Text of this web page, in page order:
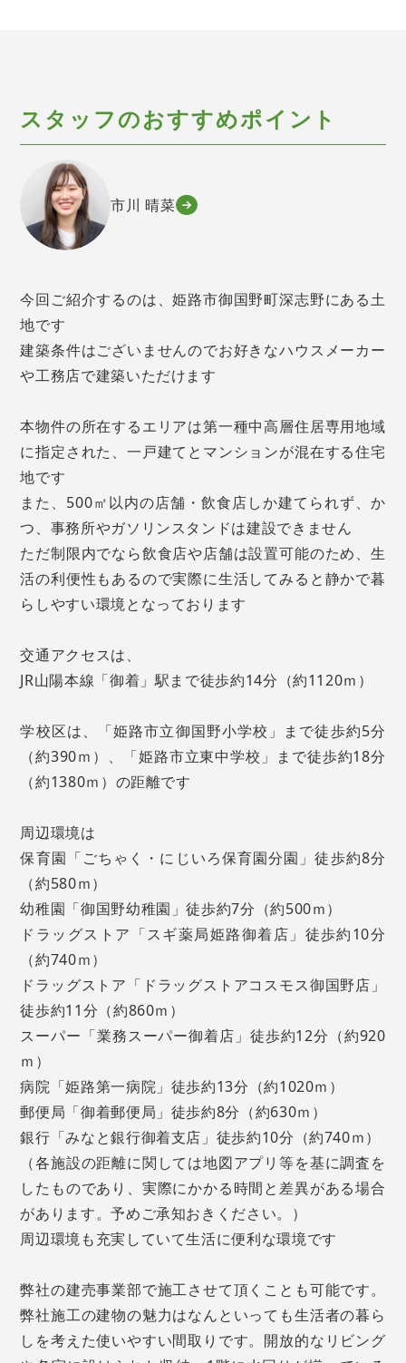
スタッフのおすすめポイント
市川 晴菜
今回ご紹介するのは、姫路市御国野町深志野にある土
地です
建築条件はございませんのでお好きなハウスメーカー
や工務店で建築いただけます
本物件の所在するエリアは第一種中高層住居専用地域
に指定された、一戸建てとマンションが混在する住宅
地です
また、500㎡以内の店舗・飲食店しか建てられず、か
つ、事務所やガソリンスタンドは建設できません
ただ制限内でなら飲食店や店舗は設置可能のため、生
活の利便性もあるので実際に生活してみると静かで暮
らしやすい環境となっております
交通アクセスは、
JR山陽本線「御着」駅まで徒歩約14分（約1120ｍ）
学校区は、「姫路市立御国野小学校」まで徒歩約5分
（約390ｍ）、「姫路市立東中学校」まで徒歩約18分
（約1380ｍ）の距離です
周辺環境は
保育園「ごちゃく・にじいろ保育園分園」徒歩約8分
（約580ｍ）
幼稚園「御国野幼稚園」徒歩約7分（約500ｍ）
ドラッグストア「スギ薬局姫路御着店」徒歩約10分
（約740ｍ）
ドラッグストア「ドラッグストアコスモス御国野店」
徒歩約11分（約860ｍ）
スーパー「業務スーパー御着店」徒歩約12分（約920
ｍ）
病院「姫路第一病院」徒歩約13分（約1020ｍ）
郵便局「御着郵便局」徒歩約8分（約630ｍ）
銀行「みなと銀行御着支店」徒歩約10分（約740ｍ）
（各施設の距離に関しては地図アプリ等を基に調査を
したものであり、実際にかかる時間と差異がある場合
があります。予めご承知おきください。）
周辺環境も充実していて生活に便利な環境です
弊社の建売事業部で施工させて頂くことも可能です。
弊社施工の建物の魅力はなんといっても生活者の暮ら
しを考えた使いやすい間取りです。開放的なリビング